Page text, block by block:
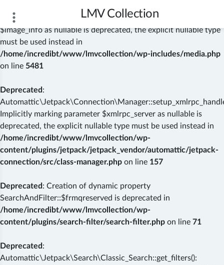
Deprecated
: wp_getimagesize(): Implicitly marking parameter
$image_info as nullable is deprecated, the explicit nullable type
must be used instead in
/home/incredibt/www/lmvcollection/wp-includes/media.php
on line 5481
Deprecated :
Implicitly marking parameter $xmlrpc_server as nullable is
deprecated, the explicit nullable type must be used instead in
/home/incredibt/www/lmvcollection/wp-
content/plugins/jetpack/jetpack_vendor/automattic/jetpack-
connection/src/class-manager.php on line 157
Deprecated : Creation of dynamic property
SearchAndFilter::$frmqreserved is deprecated in
/home/incredibt/www/lmvcollection/wp-
content/plugins/search-filter/search-filter.php on line 71
Deprecated :
Automattic\Jetpack\Search\Classic_Search::get_filters():
LMV Collection